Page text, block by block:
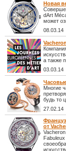
Новая
dArt
может
08.03.14
а также
03.03.14
Многие
будь то
27.02.14
от